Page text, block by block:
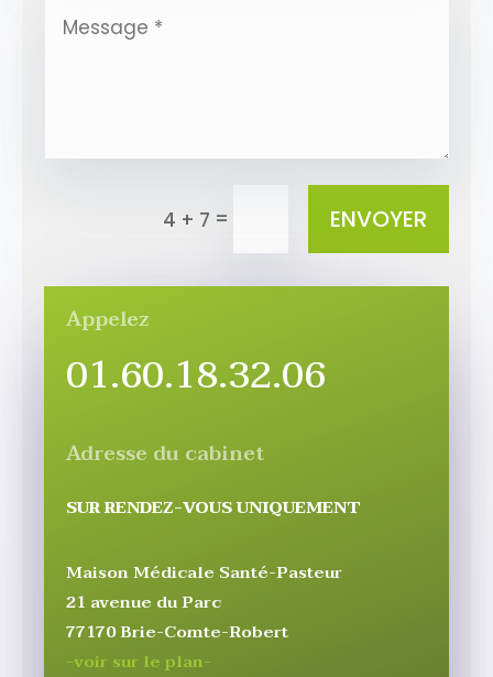
4 + 7 = ENVOYER
Appelez
01.60.18.32.06
Adresse du cabinet
SUR RENDEZ-VOUS UNIQUEMENT
Maison Médicale Santé-Pasteur
21 avenue du Parc
77170 Brie-Comte-Robert
-voir sur le plan-